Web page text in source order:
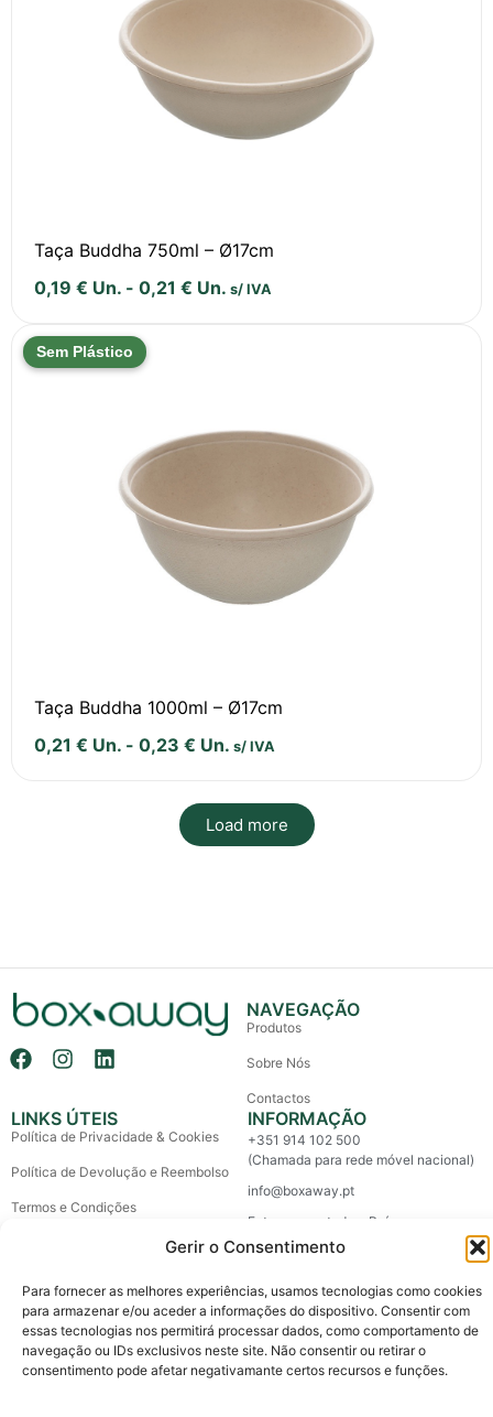
Gerir o Consentimento
Para fornecer as melhores experiências, usamos tecnologias como cookies
para armazenar e/ou aceder a informações do dispositivo. Consentir com
essas tecnologias nos permitirá processar dados, como comportamento de
navegação ou IDs exclusivos neste site. Não consentir ou retirar o
consentimento pode afetar negativamante certos recursos e funções.
Taça Buddha 750ml – Ø17cm
0,19 € Un. - 0,21 € Un. s/ IVA
Sem Plástico
Taça Buddha 1000ml – Ø17cm
0,21 € Un. - 0,23 € Un. s/ IVA
Load more
NAVEGAÇÃO
Produtos
Sobre Nós
Contactos
LINKS ÚTEIS
Política de Privacidade & Cookies
Política de Devolução e Reembolso
Termos e Condições
INFORMAÇÃO
+351 914 102 500
(Chamada para rede móvel nacional)
info@boxaway.pt
Entregas em todo o País
Copyright © 2026 Box Away – All Rights Reserved.
Custom made by The Agency, a boutique for brands.